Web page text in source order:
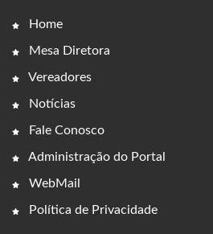
Home
Mesa Diretora
Vereadores
Notícias
Fale Conosco
Administração do Portal
WebMail
Política de Privacidade